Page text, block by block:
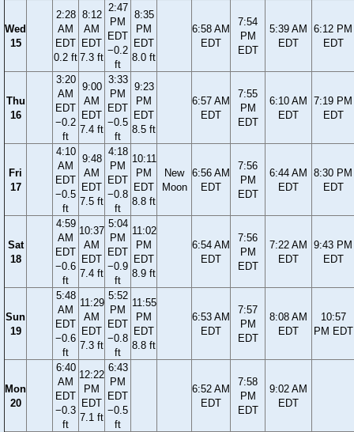
Wed
15
2:28
AM
EDT
0.2 ft
8:12
AM
EDT
7.3 ft
2:47
PM
EDT
−0.2
ft
8:35
PM
EDT
8.0 ft
6:58 AM
EDT
7:54
PM
EDT
5:39 AM
EDT
6:12 PM
EDT
Thu
16
3:20
AM
EDT
−0.2
ft
9:00
AM
EDT
7.4 ft
3:33
PM
EDT
−0.5
ft
9:23
PM
EDT
8.5 ft
6:57 AM
EDT
7:55
PM
EDT
6:10 AM
EDT
7:19 PM
EDT
Fri
17
4:10
AM
EDT
−0.5
ft
9:48
AM
EDT
7.5 ft
4:18
PM
EDT
−0.8
ft
10:11
PM
EDT
8.8 ft
New
Moon
6:56 AM
EDT
7:56
PM
EDT
6:44 AM
EDT
8:30 PM
EDT
Sat
18
4:59
AM
EDT
−0.6
ft
10:37
AM
EDT
7.4 ft
5:04
PM
EDT
−0.9
ft
11:02
PM
EDT
8.9 ft
6:54 AM
EDT
7:56
PM
EDT
7:22 AM
EDT
9:43 PM
EDT
Sun
19
5:48
AM
EDT
−0.6
ft
11:29
AM
EDT
7.3 ft
5:52
PM
EDT
−0.8
ft
11:55
PM
EDT
8.8 ft
6:53 AM
EDT
7:57
PM
EDT
8:08 AM
EDT
10:57
PM EDT
Mon
20
6:40
AM
EDT
−0.3
ft
12:22
PM
EDT
7.1 ft
6:43
PM
EDT
−0.5
ft
6:52 AM
EDT
7:58
PM
EDT
9:02 AM
EDT